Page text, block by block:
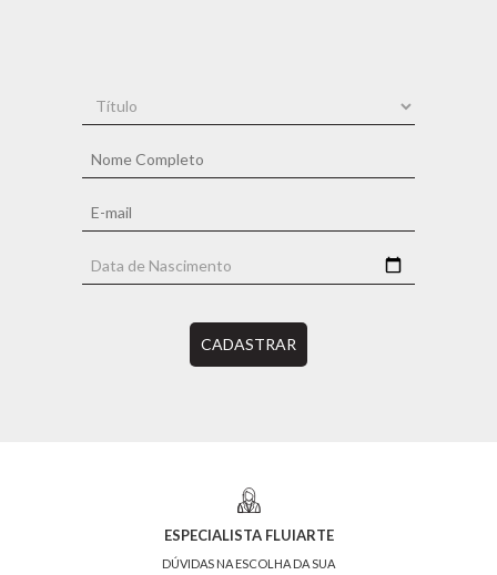
CADASTRAR
ESPECIALISTA FLUIARTE
DÚVIDAS NA ESCOLHA DA SUA